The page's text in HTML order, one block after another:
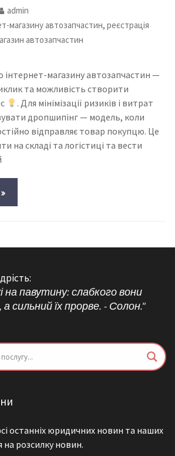
admin
магазину автозапчастин,реєстрація
автозапчастин
інтернет-магазину автозапчастин —
та можливість створити
. Для мінімізації ризиків і витрат
дропшипінг — модель, коли
відправляє товар покупцю. Це
на складі та логістиці та вести
на павутину: слабкого вони
сильний їх прорве. - Солон."
останніх юридичних новин та наших
на розсилку новин.